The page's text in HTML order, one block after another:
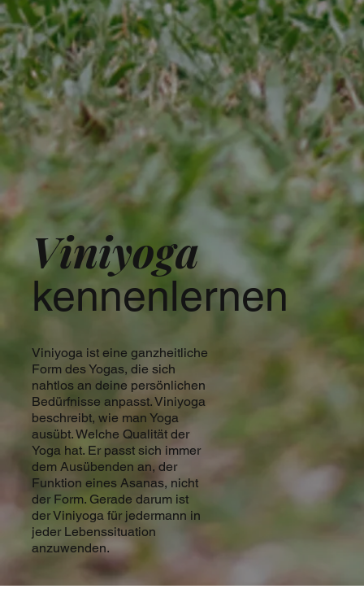
Viniyoga
kennenlernen
Viniyoga ist eine ganzheitliche
Form des Yogas, die sich
nahtlos an deine persönlichen
Bedürfnisse anpasst. Viniyoga
beschreibt, wie man Yoga
ausübt. Welche Qualität der
Yoga hat. Er passt sich immer
dem Ausübenden an, der
Funktion eines Asanas, nicht
der Form. Gerade darum ist
der Viniyoga für jedermann in
jeder Lebenssituation
anzuwenden.